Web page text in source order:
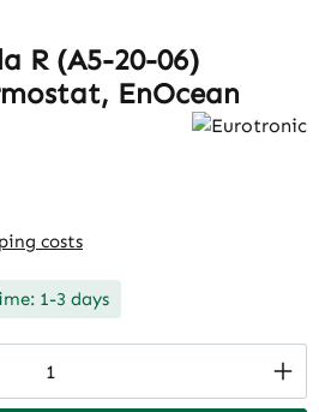
R (A5-20-06)
EnOcean
costs
1-3 days
Enter the desired